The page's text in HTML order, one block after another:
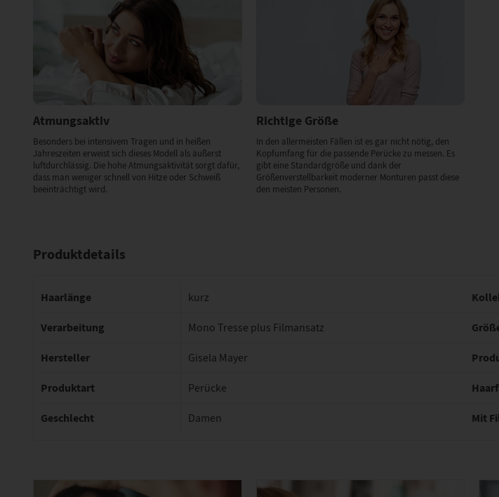
Atmungsaktiv
Besonders bei intensivem Tragen und in heißen
Jahreszeiten erweist sich dieses Modell als äußerst
luftdurchlässig. Die hohe Atmungsaktivität sorgt dafür,
dass man weniger schnell von Hitze oder Schweiß
beeinträchtigt wird.
Richtige Größe
In den allermeisten Fällen ist es gar nicht nötig, den
Kopfumfang für die passende Perücke zu messen. Es
gibt eine Standardgröße und dank der
Größenverstellbarkeit moderner Monturen passt diese
den meisten Personen.
Produktdetails
Haarlänge kurz
Verarbeitung Mono Tresse plus Filmansatz
Hersteller Gisela Mayer
Produktart Perücke
Geschlecht Damen Mit